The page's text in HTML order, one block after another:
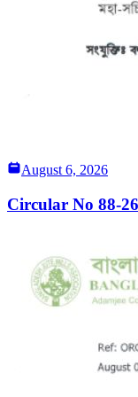
August 6, 2026
Circular No 88-26